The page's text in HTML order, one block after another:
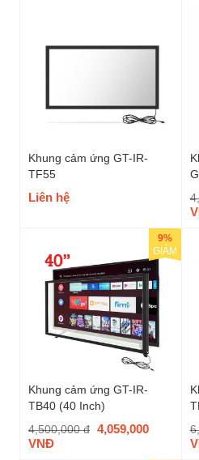
Khung cảm ứng GT-IR-
TF55
Liên hệ
Khung cảm ứng GT-IR-
TB40 (40 Inch)
4,500,000 đ 4,059,000
VNĐ
9%
GIẢM